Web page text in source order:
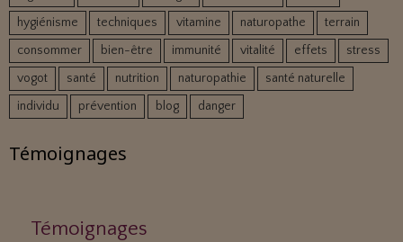
hygiénisme
techniques vitamine naturopathe
terrain
consommer
bien-être immunité vitalité effets
stress
vogot
santé nutrition naturopathie
santé naturelle
individu
prévention blog danger
Témoignages
Témoignages